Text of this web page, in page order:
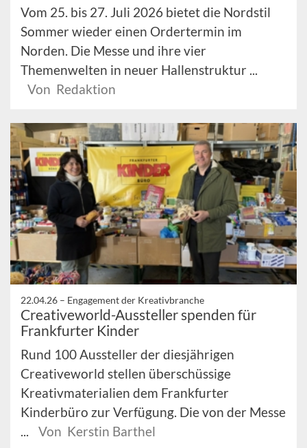
Vom 25. bis 27. Juli 2026 bietet die Nordstil
Sommer wieder einen Ordertermin im
Norden. Die Messe und ihre vier
Themenwelten in neuer Hallenstruktur ...
Von Redaktion
22.04.26 – Engagement der Kreativbranche
Creativeworld-Aussteller spenden für
Frankfurter Kinder
Rund 100 Aussteller der diesjährigen
Creativeworld stellen überschüssige
Kreativmaterialien dem Frankfurter
Kinderbüro zur Verfügung. Die von der Messe
...
Von Kerstin Barthel